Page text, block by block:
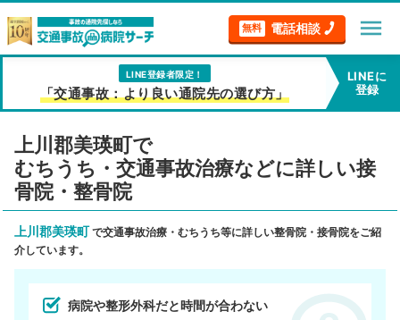
無料 電話相談 menu
LINE登録者限定！
「交通事故：より良い通院先の選び方」
LINEに
登録
上川郡美瑛町で
むちうち・交通事故治療などに詳しい接
骨院・整骨院
上川郡美瑛町で交通事故治療・むちうち等に詳しい整骨院・接骨院をご紹
介しています。
病院や整形外科だと時間が合わない